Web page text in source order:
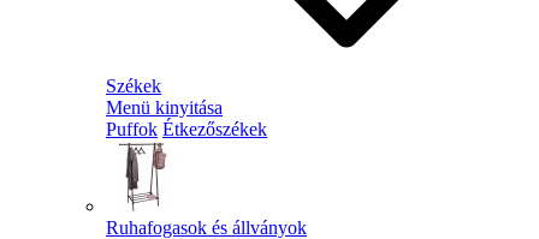
Székek
Menü kinyitása
Puffok Étkezőszékek
Ruhafogasok és állványok